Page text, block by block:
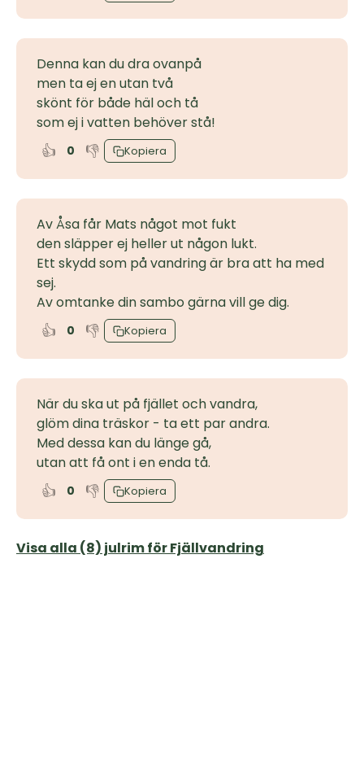
Denna kan du dra ovanpå
men ta ej en utan två
skönt för både häl och tå
som ej i vatten behöver stå!
👍 0 👎 Kopiera
Av Åsa får Mats något mot fukt
den släpper ej heller ut någon lukt.
Ett skydd som på vandring är bra att ha med
sej.
Av omtanke din sambo gärna vill ge dig.
👍 0 👎 Kopiera
När du ska ut på fjället och vandra,
glöm dina träskor - ta ett par andra.
Med dessa kan du länge gå,
utan att få ont i en enda tå.
👍 0 👎 Kopiera
Visa alla (8) julrim för Fjällvandring